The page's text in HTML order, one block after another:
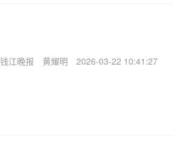
钱江晚报 黄耀明 2026-03-22 10:41:27